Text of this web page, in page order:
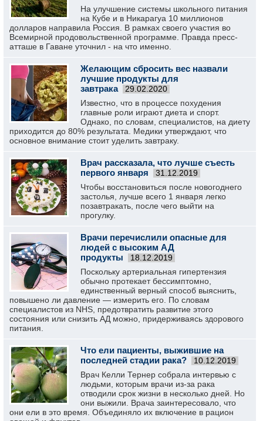
На улучшение системы школьного питания
на Кубе и в Никарагуа 10 миллионов
долларов направила Россия. В рамках своего участия во
Всемирной продовольственной программе. Правда пресс-
атташе в Гаване уточнил - на что именно.
Желающим сбросить вес назвали
лучшие продукты для
завтрака
29.02.2020
Известно, что в процессе похудения
главные роли играют диета и спорт.
Однако, по словам, специалистов, на диету
приходится до 80% результата. Медики утверждают, что
основное внимание стоит уделить завтраку.
Врач рассказала, что лучше съесть
первого января
31.12.2019
Чтобы восстановиться после новогоднего
застолья, лучше всего 1 января легко
позавтракать, после чего выйти на
прогулку.
Врачи перечислили опасные для
людей с высоким АД
продукты
18.12.2019
Поскольку артериальная гипертензия
обычно протекает бессимптомно,
единственный верный способ выяснить,
повышено ли давление — измерить его. По словам
специалистов из NHS, предотвратить развитие этого
состояния или снизить АД можно, придерживаясь здорового
питания.
Что ели пациенты, выжившие на
последней стадии рака?
10.12.2019
Врач Келли Тернер собрала интервью с
людьми, которым врачи из-за рака
отводили срок жизни в несколько дней. Но
они выжили. Врача заинтересовало, что
они ели в это время. Объединяло их включение в рацион